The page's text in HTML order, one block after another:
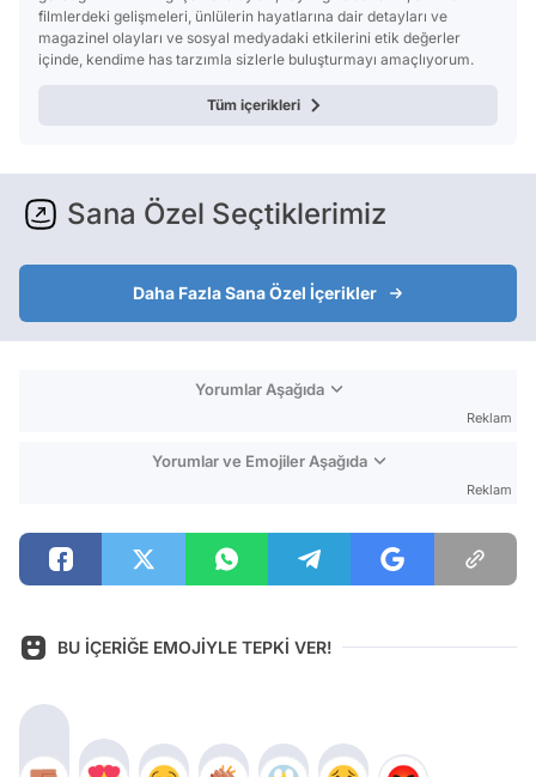
filmlerdeki gelişmeleri, ünlülerin hayatlarına dair detayları ve
magazinel olayları ve sosyal medyadaki etkilerini etik değerler
içinde, kendime has tarzımla sizlerle buluşturmayı amaçlıyorum.
Tüm içerikleri
Sana Özel Seçtiklerimiz
Daha Fazla Sana Özel İçerikler
Yorumlar Aşağıda
Reklam
Yorumlar ve Emojiler Aşağıda
Reklam
BU İÇERİĞE EMOJİYLE TEPKİ VER!